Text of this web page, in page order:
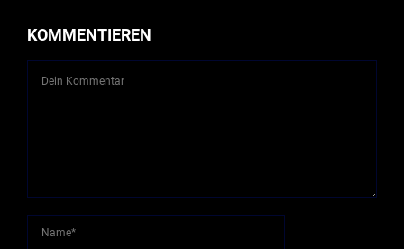
KOMMENTIEREN